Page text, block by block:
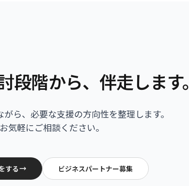
段階から、伴走します。
ら、必要な支援の方向性を整理します。
気軽にご相談ください。
する ビジネスパートナー募集